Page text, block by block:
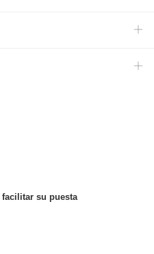
su puesta